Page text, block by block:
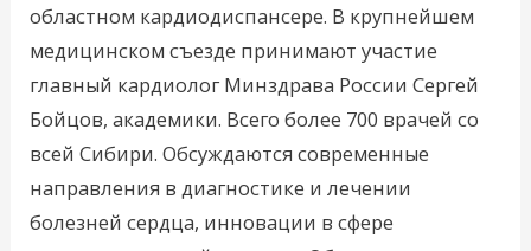
областном кардиодиспансере. В крупнейшем
медицинском съезде принимают участие
главный кардиолог Минздрава России Сергей
Бойцов, академики. Всего более 700 врачей со
всей Сибири. Обсуждаются современные
направления в диагностике и лечении
болезней сердца, инновации в сфере